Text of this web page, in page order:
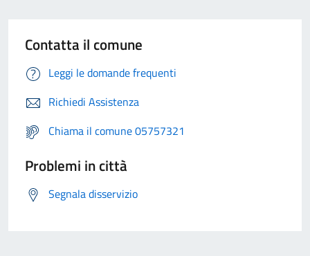
Contatta il comune
Leggi le domande frequenti
Richiedi Assistenza
Chiama il comune 05757321
Problemi in città
Segnala disservizio